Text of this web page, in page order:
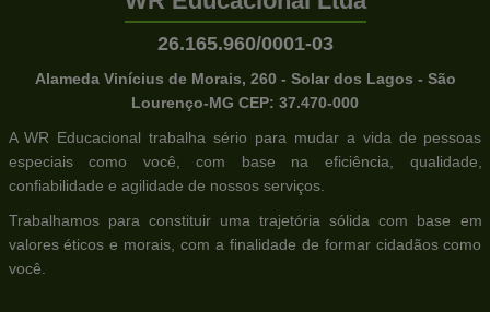
26.165.960/0001-03
Alameda Vinícius de Morais, 260 - Solar dos Lagos - São
Lourenço-MG CEP: 37.470-000
A WR Educacional trabalha sério para mudar a vida de pessoas
especiais como você, com base na eficiência, qualidade,
confiabilidade e agilidade de nossos serviços.
Trabalhamos para constituir uma trajetória sólida com base em
valores éticos e morais, com a finalidade de formar cidadãos como
você.